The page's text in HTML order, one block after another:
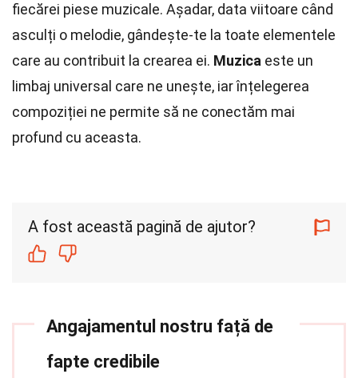
fiecărei piese muzicale. Așadar, data viitoare când
asculți o melodie, gândește-te la toate elementele
care au contribuit la crearea ei. Muzica este un
limbaj universal care ne unește, iar înțelegerea
compoziției ne permite să ne conectăm mai
profund cu aceasta.
A fost această pagină de ajutor?
Angajamentul nostru față de
fapte credibile